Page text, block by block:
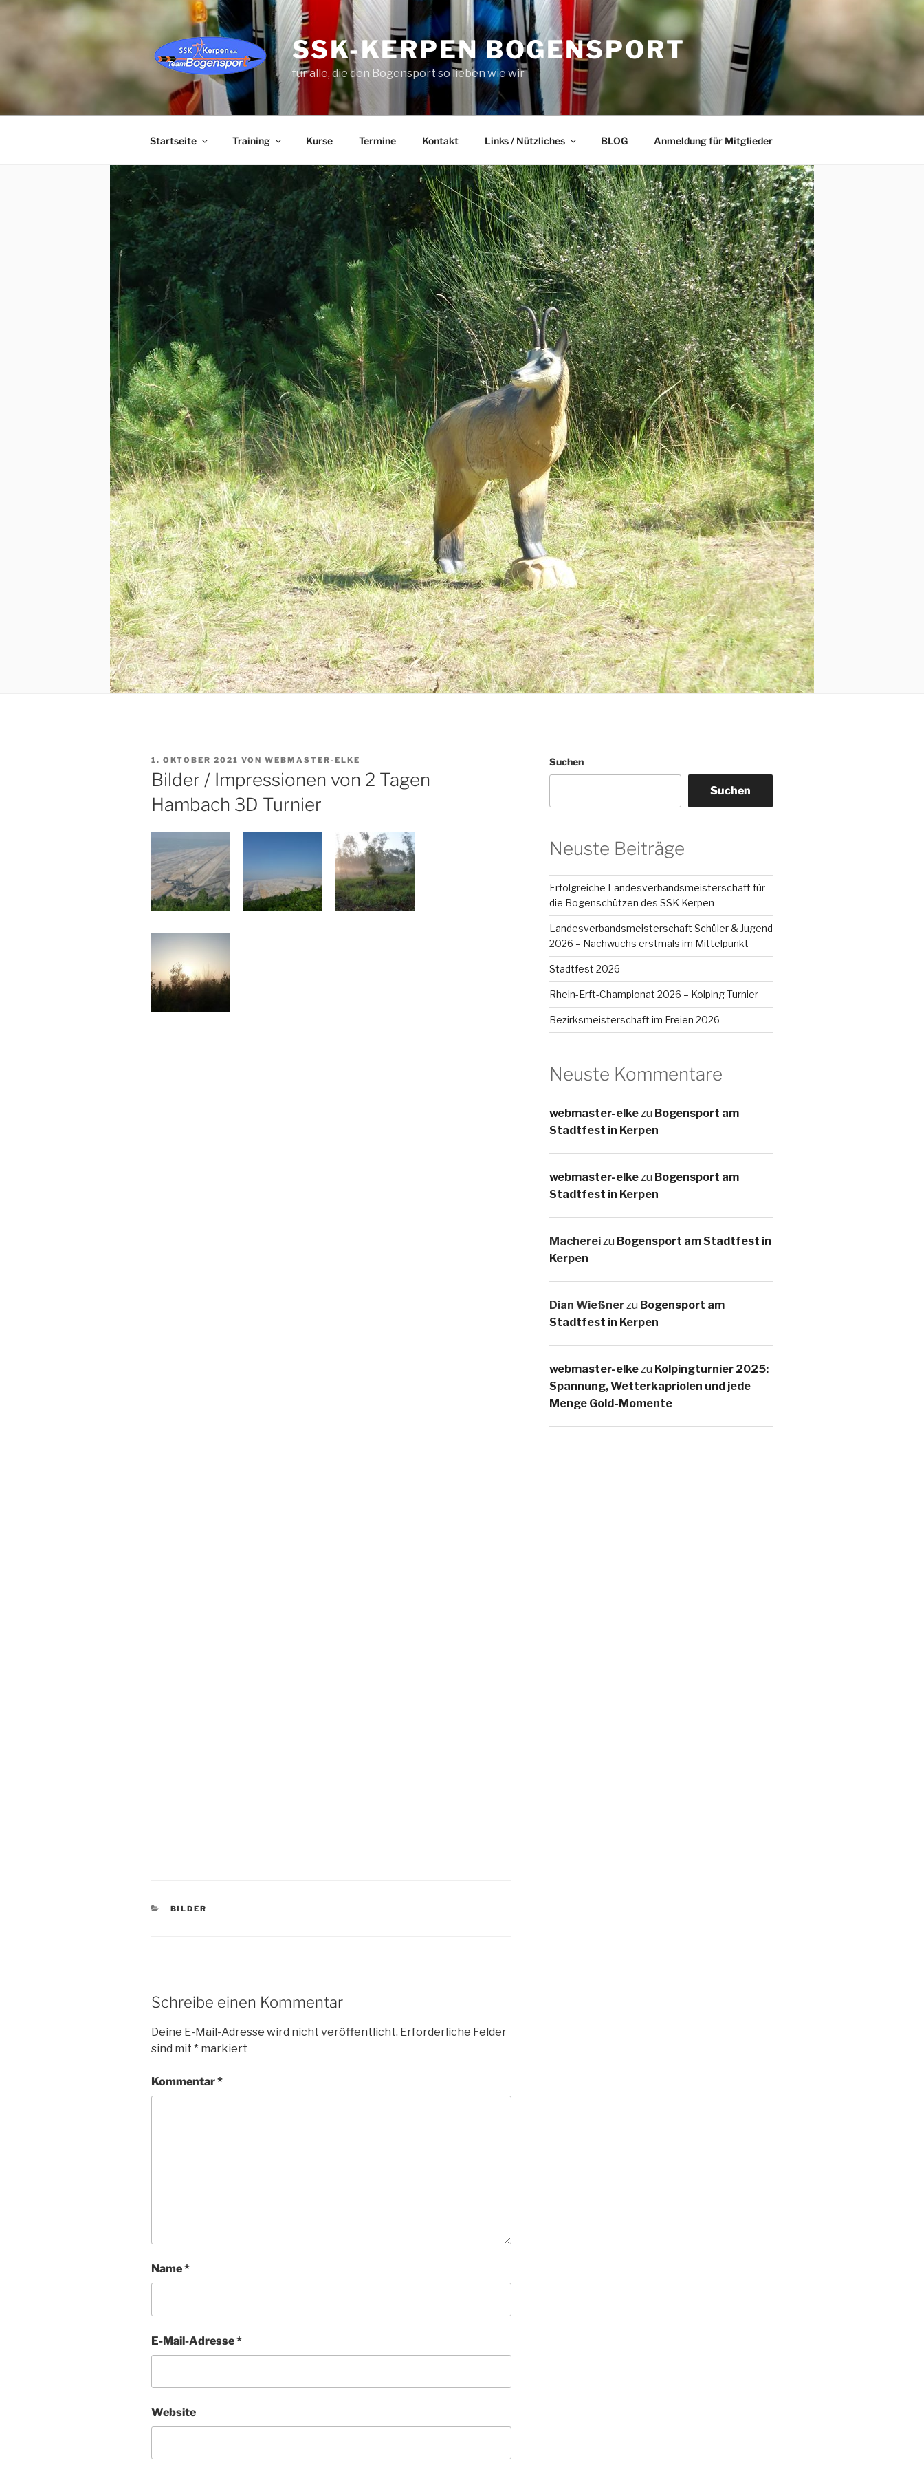
Zum
SSK-KERPEN BOGENSPORT
für alle, die den Bogensport so lieben wie wir
Startseite Training Kurse Termine Kontakt Links / Nützliches BLOG Anmeldung für Mitglieder
VERÖFFENTLICHT
AM
1. OKTOBER 2021 VON WEBMASTER-ELKE
Bilder / Impressionen von 2 Tagen
Hambach 3D Turnier
KATEGORIEN
BILDER
Schreibe einen Kommentar
Deine E-Mail-Adresse wird nicht veröffentlicht. Erforderliche Felder
sind mit * markiert
Kommentar*
Name*
E-Mail-Adresse*
Website
Suchen
Suchen
Neuste Beiträge
Erfolgreiche Landesverbandsmeisterschaft für
die Bogenschützen des SSK Kerpen
Landesverbandsmeisterschaft Schüler & Jugend
2026 – Nachwuchs erstmals im Mittelpunkt
Stadtfest 2026
Rhein-Erft-Championat 2026 – Kolping Turnier
Bezirksmeisterschaft im Freien 2026
Neuste Kommentare
webmaster-elkezu Bogensport am
Stadtfest in Kerpen
webmaster-elkezu Bogensport am
Stadtfest in Kerpen
Machereizu Bogensport am Stadtfest in
Kerpen
Dian Wießnerzu Bogensport am
Stadtfest in Kerpen
webmaster-elkezu Kolpingturnier 2025:
Spannung, Wetterkapriolen und jede
Menge Gold-Momente